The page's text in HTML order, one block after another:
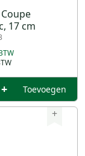
17 cm
+ Toevoegen
+